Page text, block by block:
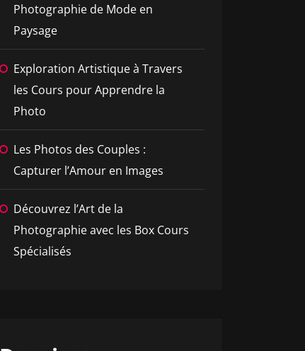
Photographie de Mode en
Paysage
Exploration Artistique à Travers
les Cours pour Apprendre la
Photo
Les Photos des Couples :
Capturer l’Amour en Images
Découvrez l’Art de la
Photographie avec les Box Cours
Spécialisés